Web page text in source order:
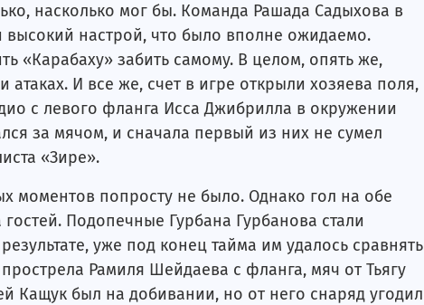
насколько мог бы. Команда Рашада Садыхова в
настрой, что было вполне ожидаемо.
«Карабаху» забить самому. В целом, опять же,
И все же, счет в игре открыли хозяева поля,
с левого фланга Исса Джибрилла в окружении
за мячом, и сначала первый из них не сумел
«Зире».
моментов попросту не было. Однако гол на обе
Подопечные Гурбана Гурбанова стали
уже под конец тайма им удалось сравнять
Рамиля Шейдаева с фланга, мяч от Тьягу
Кащук был на добивании, но от него снаряд угодил